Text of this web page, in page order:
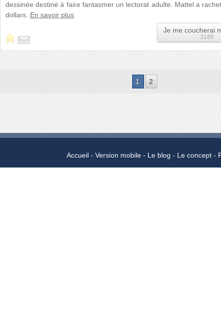
dessinée destiné à faire fantasmer un lectorat adulte. Mattel a
dollars. En savoir plus
Je me coucherai
3166
1 2
Accueil Version mobile Le blog Le concept